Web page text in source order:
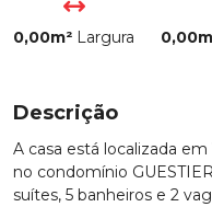
0,00m² Largura
Descrição
A casa está localizada
no condomínio
suítes, 5 banheiros e 2